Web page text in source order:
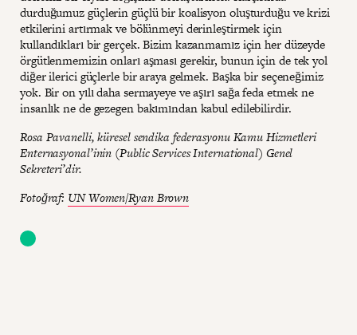
durduğumuz güçlerin güçlü bir koalisyon oluşturduğu ve krizi
etkilerini artırmak ve bölünmeyi derinleştirmek için
kullandıkları bir gerçek. Bizim kazanmamız için her düzeyde
örgütlenmemizin onları aşması gerekir, bunun için de tek yol
diğer ilerici güçlerle bir araya gelmek. Başka bir seçeneğimiz
yok. Bir on yılı daha sermayeye ve aşırı sağa feda etmek ne
insanlık ne de gezegen bakımından kabul edilebilirdir.
Rosa Pavanelli, küresel sendika federasyonu Kamu Hizmetleri
Enternasyonal’inin (Public Services International) Genel
Sekreteri’dir.
Fotoğraf: UN Women/Ryan Brown